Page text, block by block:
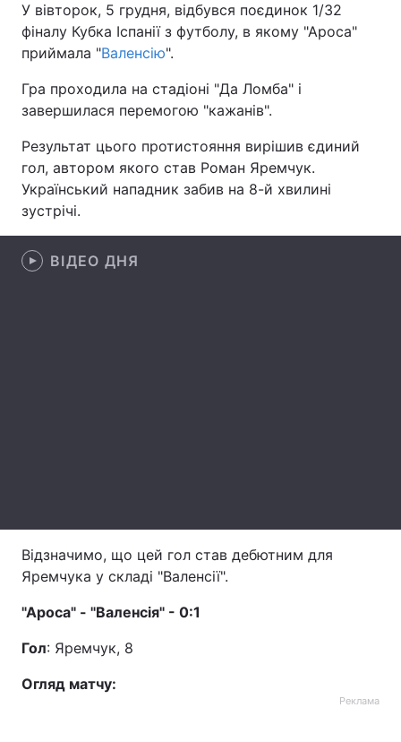
Головна Війна
Україна
Економіка Світ
Техно і зв'язок Лайт
Зброя
Здоров'я
Послуги
У вівторок, 5 грудня, відбувся поєдинок 1/32
фіналу Кубка Іспанії з футболу, в якому "Ароса"
приймала "Валенсію".
Гра проходила на стадіоні "Да Ломба" і
завершилася перемогою "кажанів".
Результат цього протистояння вирішив єдиний
гол, автором якого став Роман Яремчук.
Український нападник забив на 8-й хвилині
зустрічі.
ВІДЕО ДНЯ
Відзначимо, що цей гол став дебютним для
Яремчука у складі "Валенсії".
"Ароса" - "Валенсія" - 0:1
Гол: Яремчук, 8
Огляд матчу:
Реклама